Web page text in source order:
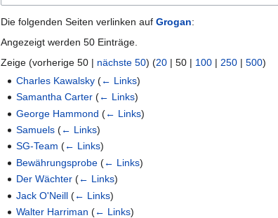
n
s
r
i
n
g
n
Die folgenden Seiten verlinken auf Grogan:
Angezeigt werden 50 Einträge.
Zeige (vorherige 50 | nächste 50) (20 | 50 | 100 | 250 | 500)
Charles Kawalsky (← Links)
Samantha Carter (← Links)
George Hammond (← Links)
Samuels (← Links)
SG-Team (← Links)
Bewährungsprobe (← Links)
Der Wächter (← Links)
Jack O'Neill (← Links)
Walter Harriman (← Links)